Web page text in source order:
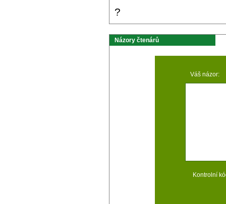
?
Názory čtenárů
Váš názor:
Kontrolní